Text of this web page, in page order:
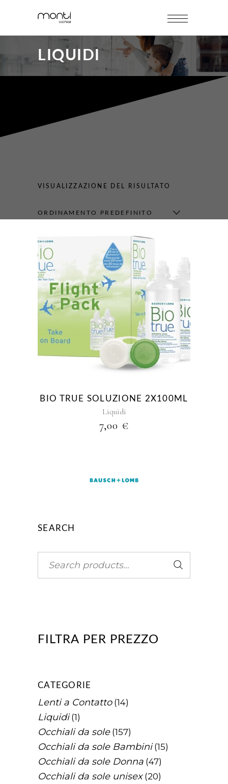
LIQUIDI
VISUALIZZAZIONE DEL RISULTATO
ORDINAMENTO PREDEFINITO
BIO TRUE SOLUZIONE 2X100ML
Liquidi
7,00 €
SEARCH
FILTRA PER PREZZO
CATEGORIE
Lenti a Contatto (14)
Liquidi (1)
Occhiali da sole (157)
Occhiali da sole Bambini (15)
Occhiali da sole Donna (47)
Occhiali da sole unisex (20)